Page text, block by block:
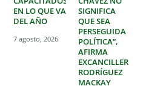
EN LO QUE VA
DEL AÑO
7 agosto, 2026
SIGNIFICA
QUE SEA
PERSEGUIDA
POLÍTICA”,
AFIRMA
EXCANCILLER
RODRÍGUEZ
MACKAY